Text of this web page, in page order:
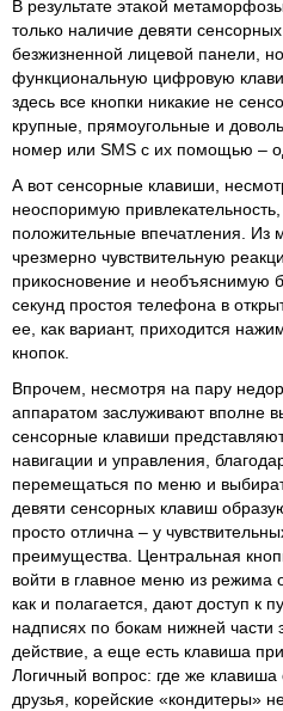
В результате этакой
только наличие девяти
безжизненной лицевой панели,
функциональную цифровую
здесь все кнопки никакие не
крупные, прямоугольные и
номер или SMS с их помощью –
А вот сенсорные клавиши,
неоспоримую
положительные впечатления. Из
чрезмерно чувствительную
прикосновение и необъяснимую
секунд простоя телефона в
ее, как вариант, приходится
кнопок.
Впрочем, несмотря на пару
аппаратом заслуживают вполне
сенсорные клавиши
навигации и управления,
перемещаться по меню и
девяти сенсорных клавиш
просто отлична – у
преимущества. Центральная
войти в главное меню из режима
как и полагается, дают доступ к
надписях по бокам нижней части
действие, а еще есть клавиша
Логичный вопрос: где же
друзья, корейские «кондитеры»